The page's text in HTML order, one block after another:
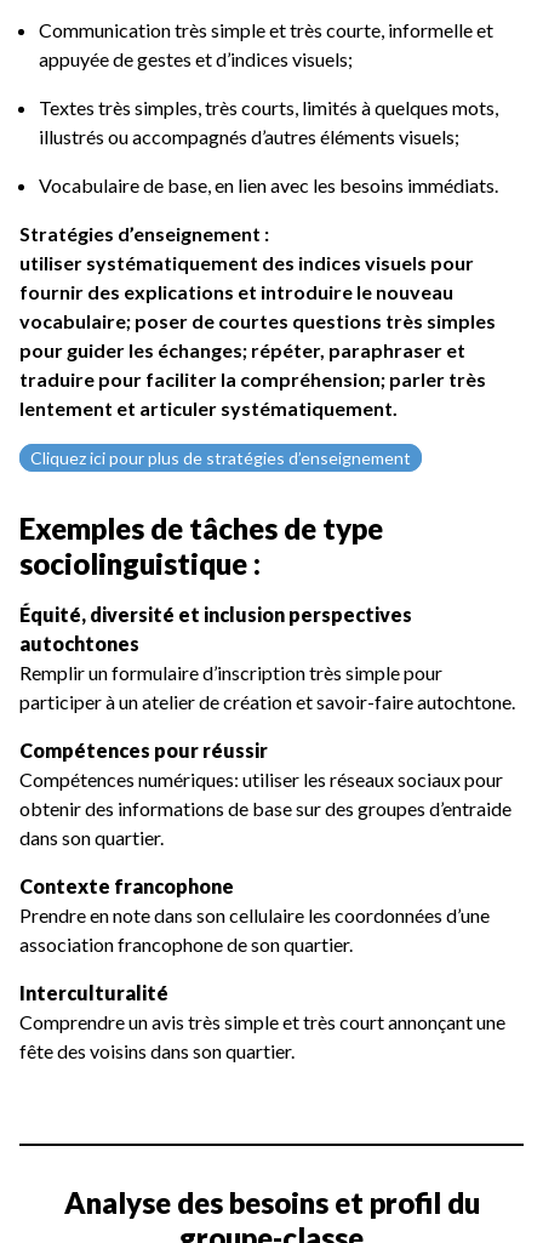
Communication très simple et très courte, informelle et
appuyée de gestes et d’indices visuels;
Textes très simples, très courts, limités à quelques mots,
illustrés ou accompagnés d’autres éléments visuels;
Vocabulaire de base, en lien avec les besoins immédiats.
Stratégies d’enseignement :
utiliser systématiquement des indices visuels pour
fournir des explications et introduire le nouveau
vocabulaire; poser de courtes questions très simples
pour guider les échanges; répéter, paraphraser et
traduire pour faciliter la compréhension; parler très
lentement et articuler systématiquement.
Cliquez ici pour plus de stratégies d’enseignement
Exemples de tâches de type
sociolinguistique :
Équité, diversité et inclusion perspectives
autochtones
Remplir un formulaire d’inscription très simple pour
participer à un atelier de création et savoir-faire autochtone.
Compétences pour réussir
Compétences numériques: utiliser les réseaux sociaux pour
obtenir des informations de base sur des groupes d’entraide
dans son quartier.
Contexte francophone
Prendre en note dans son cellulaire les coordonnées d’une
association francophone de son quartier.
Interculturalité
Comprendre un avis très simple et très court annonçant une
fête des voisins dans son quartier.
Analyse des besoins et profil du